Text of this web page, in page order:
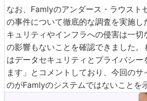
なお、Famlyのアンダース・ラウスト
の事件について徹底的な調査を実施し
キュリティやインフラへの侵害は一切
の影響もないことを確認できました
はデータセキュリティとプライバシー
ます」とコメントしており、今回のサ
のがFamlyのシステムではないことを